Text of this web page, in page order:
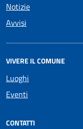
Notizie
Avvisi
VIVERE IL COMUNE
Luoghi
Eventi
CONTATTI